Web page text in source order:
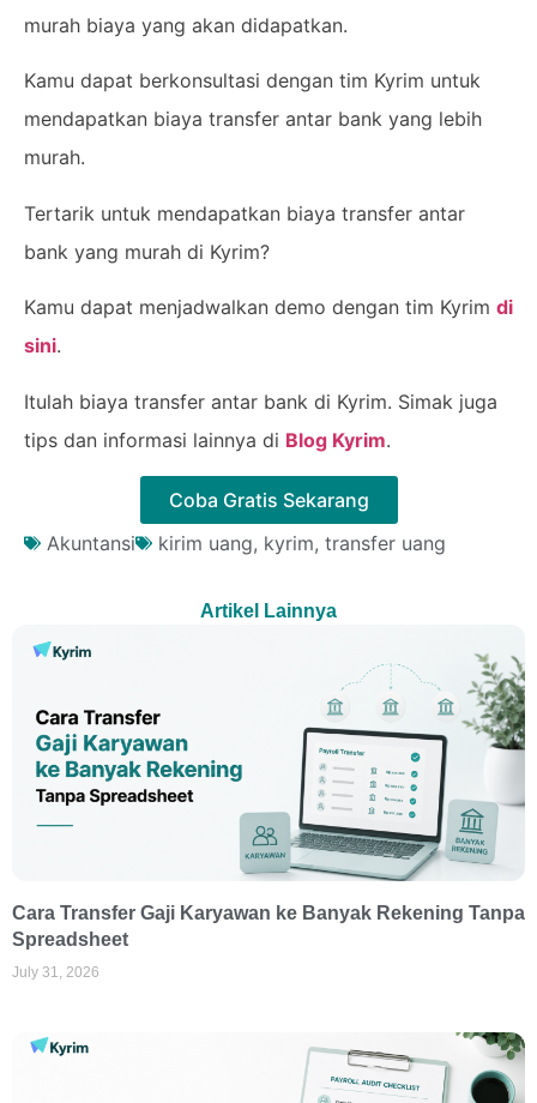
murah biaya yang akan didapatkan.
Kamu dapat berkonsultasi dengan tim Kyrim untuk
mendapatkan biaya transfer antar bank yang lebih
murah.
Tertarik untuk mendapatkan biaya transfer antar
bank yang murah di Kyrim?
Kamu dapat menjadwalkan demo dengan tim Kyrim di
sini.
Itulah biaya transfer antar bank di Kyrim. Simak juga
tips dan informasi lainnya di Blog Kyrim.
Coba Gratis Sekarang
Akuntansi
kirim uang, kyrim, transfer uang
Artikel Lainnya
Cara Transfer Gaji Karyawan ke Banyak Rekening Tanpa
Spreadsheet
July 31, 2026